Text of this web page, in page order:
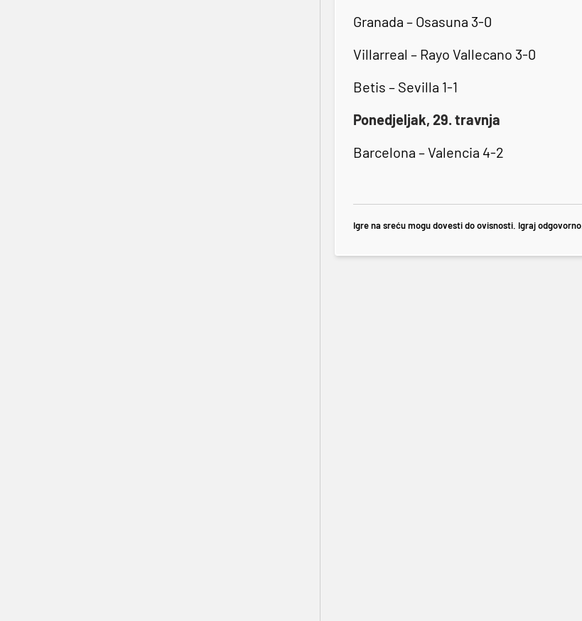
Granada – Osasuna 3-0
Villarreal – Rayo Vallecano 3-0
Betis – Sevilla 1-1
Ponedjeljak, 29. travnja
Barcelona – Valencia 4-2
Igre na sreću mogu dovesti do ovisnosti. Igraj odgovorno.